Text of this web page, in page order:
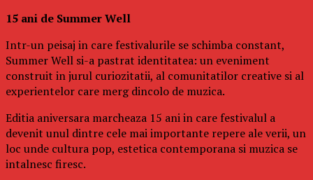
15 ani de Summer Well
Intr-un peisaj in care festivalurile se schimba constant,
Summer Well si-a pastrat identitatea: un eveniment
construit in jurul curiozitatii, al comunitatilor creative si al
experientelor care merg dincolo de muzica.
Editia aniversara marcheaza 15 ani in care festivalul a
devenit unul dintre cele mai importante repere ale verii, un
loc unde cultura pop, estetica contemporana si muzica se
intalnesc firesc.